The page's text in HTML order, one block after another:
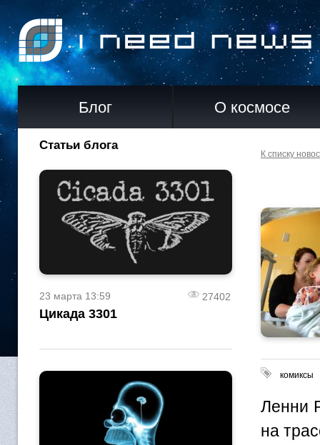
Блог О космосе
Статьи блога
23 марта 13:59 27402
Цикада 3301
К списку
комиксы
Ленни
на